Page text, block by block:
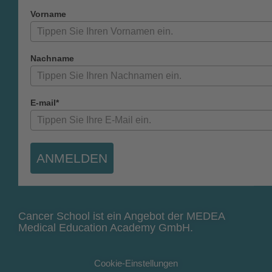
Vorname
Nachname
E-mail*
ANMELDEN
Cancer School ist ein Angebot der MEDEA
Medical Education Academy GmbH.
Cookie-Einstellungen